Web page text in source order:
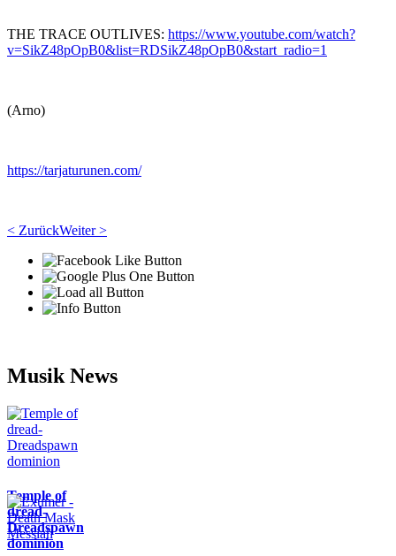
THE TRACE OUTLIVES: https://www.youtube.com/watch?
v=SikZ48pOpB0&list=RDSikZ48pOpB0&start_radio=1
(Arno)
https://tarjaturunen.com/
< ZurückWeiter >
Musik News
Temple of
dread-
Dreadspawn
dominion